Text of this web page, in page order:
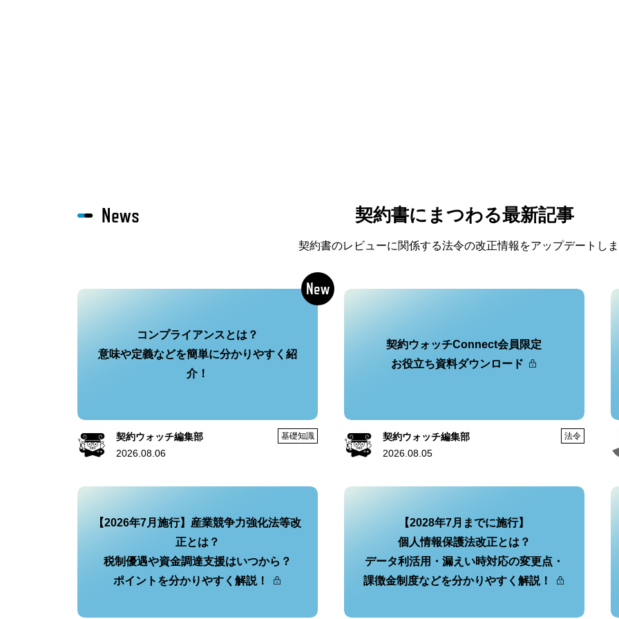
契約書にまつわる最新記事
News
契約書のレビューに関係する法令の改正情報をアップデートし
コンプライアンスとは？
意味や定義などを簡単に分かりやすく紹
介！
契約ウォッチ編集部
2026.08.06
基礎知識
契約ウォッチConnect会員限定
お役立ち資料ダウンロード
契約ウォッチ編集部
2026.08.05
法令
【2026年7月施行】産業競争力強化法等改
正とは？
税制優遇や資金調達支援はいつから？
ポイントを分かりやすく解説！
【2028年7月までに施行】
個人情報保護法改正とは？
データ利活用・漏えい時対応の変更点・
課徴金制度などを分かりやすく解説！